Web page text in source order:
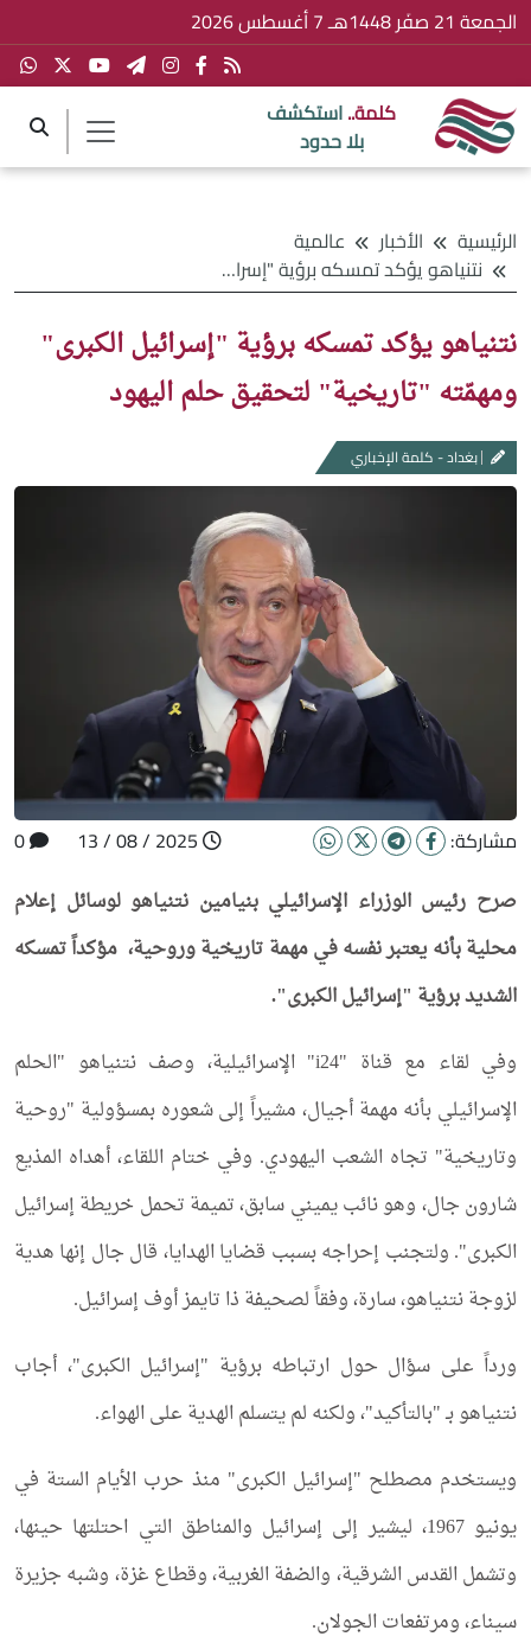
الجمعة 21 صفَر 1448هـ 7 أغسطس 2026
كلمة..استكشف
بلا حدود
الرئيسية الأخبار
عالمية
نتنياهو يؤكد تمسكه برؤية "إسرائيل الكبرى" ومهمّته "تاريخية" لتحقيق حلم اليهود
نتنياهو يؤكد تمسكه برؤية "إسرائيل الكبرى"
ومهمّته "تاريخية" لتحقيق حلم اليهود
بغداد - كلمة الإخباري
مشاركة:
صرح رئيس الوزراء الإسرائيلي بنيامين نتنياهو لوسائل إعلام
محلية بأنه يعتبر نفسه في مهمة تاريخية وروحية، مؤكداً تمسكه
الشديد برؤية "إسرائيل الكبرى".
وفي لقاء مع قناة "i24" الإسرائيلية، وصف نتنياهو "الحلم
الإسرائيلي بأنه مهمة أجيال، مشيراً إلى شعوره بمسؤولية "روحية
وتاريخية" تجاه الشعب اليهودي. وفي ختام اللقاء، أهداه المذيع
شارون جال، وهو نائب يميني سابق، تميمة تحمل خريطة إسرائيل
الكبرى". ولتجنب إحراجه بسبب قضايا الهدايا، قال جال إنها هدية
لزوجة نتنياهو، سارة، وفقاً لصحيفة ذا تايمز أوف إسرائيل.
ورداً على سؤال حول ارتباطه برؤية "إسرائيل الكبرى"، أجاب
نتنياهو بـ "بالتأكيد"، ولكنه لم يتسلم الهدية على الهواء.
ويستخدم مصطلح "إسرائيل الكبرى" منذ حرب الأيام الستة في
يونيو 1967، ليشير إلى إسرائيل والمناطق التي احتلتها حينها،
وتشمل القدس الشرقية، والضفة الغربية، وقطاع غزة، وشبه جزيرة
سيناء، ومرتفعات الجولان.